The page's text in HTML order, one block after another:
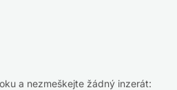
a nezmeškejte žádný inzerát: